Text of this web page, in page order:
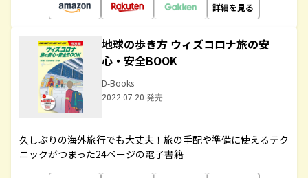
詳細を見る
地球の歩き方 ウィズコロナ旅の安
心・安全BOOK
D-Books
2022.07.20 発売
久しぶりの海外旅行でも大丈夫！旅の手配や準備に使えるテク
ニックがつまった24ページの電子書籍